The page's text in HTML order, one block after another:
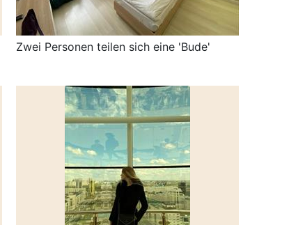
Zwei Personen teilen sich eine 'Bude'